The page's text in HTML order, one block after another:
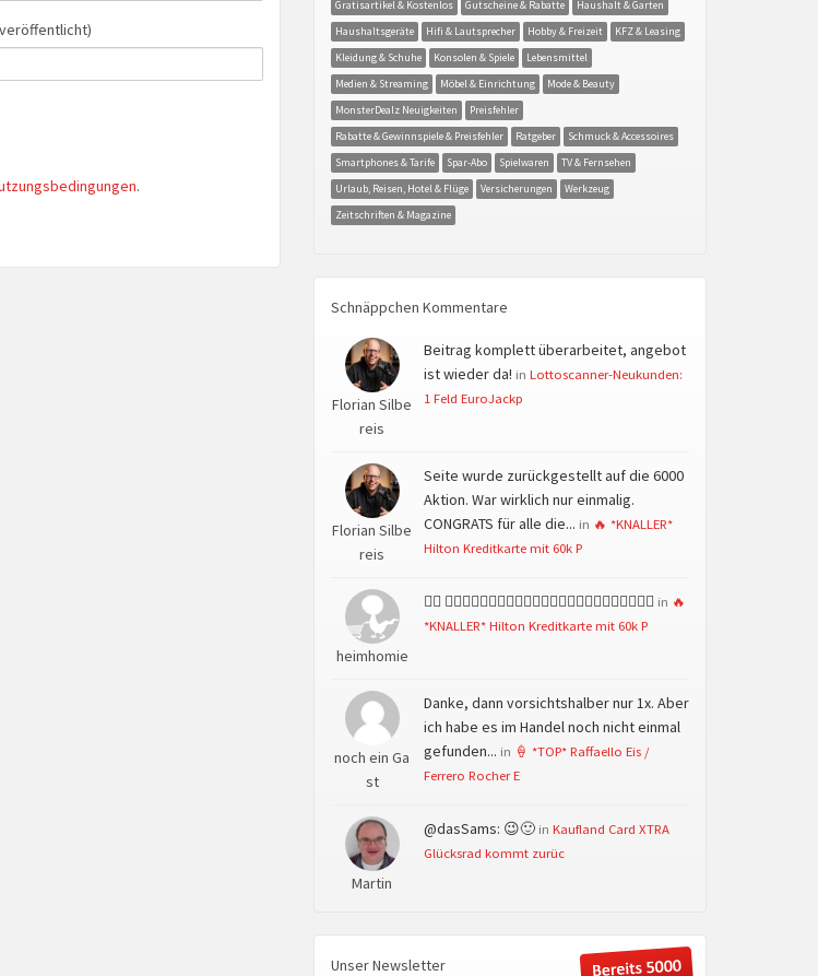
.
Gratisartikel & Kostenlos
Gutscheine & Rabatte
Haushalt & Garten
Haushaltsgeräte
Hifi & Lautsprecher Hobby & Freizeit
KFZ & Leasing
Kleidung & Schuhe
Konsolen & Spiele
Lebensmittel
Medien & Streaming
Möbel & Einrichtung
Mode & Beauty
MonsterDealz Neuigkeiten
Preisfehler
Rabatte & Gewinnspiele & Preisfehler
Ratgeber
Schmuck & Accessoires
Smartphones & Tarife
Spar-Abo Spielwaren
TV & Fernsehen
Urlaub, Reisen, Hotel & Flüge
Versicherungen
Werkzeug
Zeitschriften & Magazine
Schnäppchen Kommentare
Florian Silbe
reis
Beitrag komplett überarbeitet, angebot
ist wieder da! in Lottoscanner-Neukunden:
1 Feld EuroJackp
Florian Silbe
reis
Seite wurde zurückgestellt auf die 6000
Aktion. War wirklich nur einmalig.
CONGRATS für alle die... in 🔥 *KNALLER*
Hilton Kreditkarte mit 60k P
heimhomie
👍🏻 👍🏻👍🏻👍🏻👍🏻👍🏻👍🏻👍🏻👍🏻👍🏻👍🏻👍🏻👍🏻 in 🔥
*KNALLER* Hilton Kreditkarte mit 60k P
noch ein Ga
st
Danke, dann vorsichtshalber nur 1x. Aber
ich habe es im Handel noch nicht einmal
gefunden... in 🍦 *TOP* Raffaello Eis /
Ferrero Rocher E
Martin
@dasSams: 😉🙂 in Kaufland Card XTRA
Glücksrad kommt zurüc
Unser Newsletter